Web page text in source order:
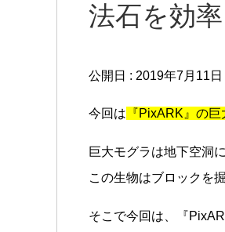
法石を効
公開日 : 2019年7月11日
今回は 『PixARK』の
巨大モグラは地下空洞
この生物はブロックを
そこで今回は、『